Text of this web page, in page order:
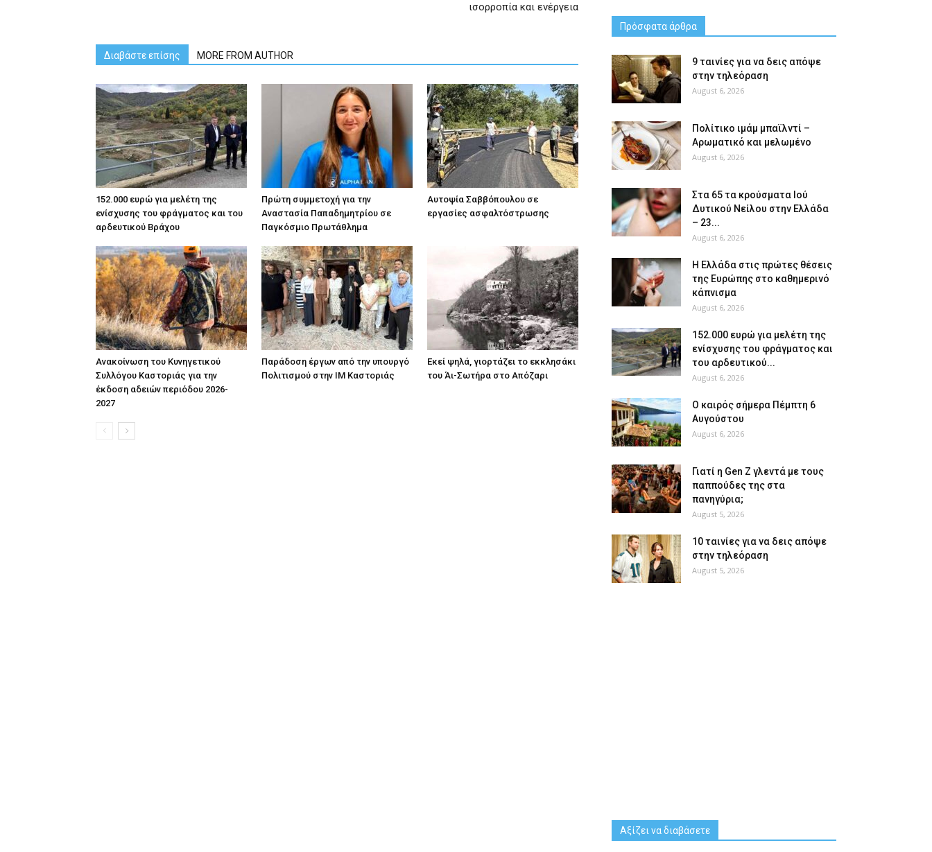
ισορροπία και ενέργεια
Διαβάστε επίσης MORE FROM AUTHOR
152.000 ευρώ για μελέτη της
ενίσχυσης του φράγματος και του
αρδευτικού Βράχου
Πρώτη συμμετοχή για την
Αναστασία Παπαδημητρίου σε
Παγκόσμιο Πρωτάθλημα
Αυτοψία Σαββόπουλου σε
εργασίες ασφαλτόστρωσης
Ανακοίνωση του Κυνηγετικού
Συλλόγου Καστοριάς για την
έκδοση αδειών περιόδου 2026-
2027
Παράδοση έργων από την υπουργό
Πολιτισμού στην ΙΜ Καστοριάς
Εκεί ψηλά, γιορτάζει το εκκλησάκι
του Άι-Σωτήρα στο Απόζαρι
Πρόσφατα άρθρα
9 ταινίες για να δεις απόψε
στην τηλεόραση
August 6, 2026
Πολίτικο ιμάμ μπαϊλντί –
Αρωματικό και μελωμένο
August 6, 2026
Στα 65 τα κρούσματα Ιού
Δυτικού Νείλου στην Ελλάδα
– 23...
August 6, 2026
Η Ελλάδα στις πρώτες θέσεις
της Ευρώπης στο καθημερινό
κάπνισμα
August 6, 2026
152.000 ευρώ για μελέτη της
ενίσχυσης του φράγματος και
του αρδευτικού...
August 6, 2026
Ο καιρός σήμερα Πέμπτη 6
Αυγούστου
August 6, 2026
Γιατί η Gen Z γλεντά με τους
παππούδες της στα
πανηγύρια;
August 5, 2026
10 ταινίες για να δεις απόψε
στην τηλεόραση
August 5, 2026
Αξίζει να διαβάσετε